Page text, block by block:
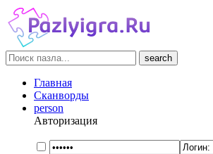
search
Главная
Сканворды
person
Авторизация